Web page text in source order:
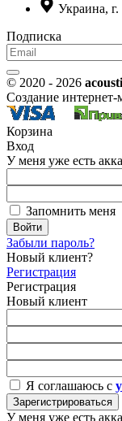
Украина,
Подписка
© 2020 - 2026
Создание интернет-
Корзина
Вход
У меня уже есть
Запомнить меня
Войти
Забыли пароль?
Новый клиент?
Регистрация
Регистрация
Новый клиент
Я соглашаюсь с
Зарегистрироваться
У меня уже есть